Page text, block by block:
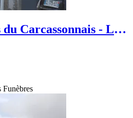
Carcassonnais - Le
Funèbres